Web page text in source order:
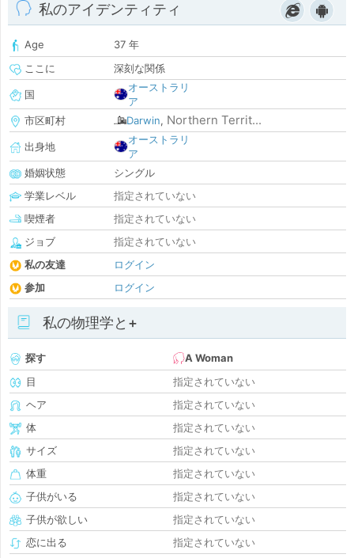
私のアイデンティティ
Age
37 年
ここに
深刻な関係
国
オーストラリ
ア
市区町村
Darwin, Northern Territ...
出身地
オーストラリ
ア
婚姻状態
シングル
学業レベル
指定されていない
喫煙者
指定されていない
ジョブ
指定されていない
私の友達
ログイン
参加
ログイン
私の物理学と+
探す
A Woman
目
指定されていない
ヘア
指定されていない
体
指定されていない
サイズ
指定されていない
体重
指定されていない
子供がいる
指定されていない
子供が欲しい
指定されていない
恋に出る
指定されていない